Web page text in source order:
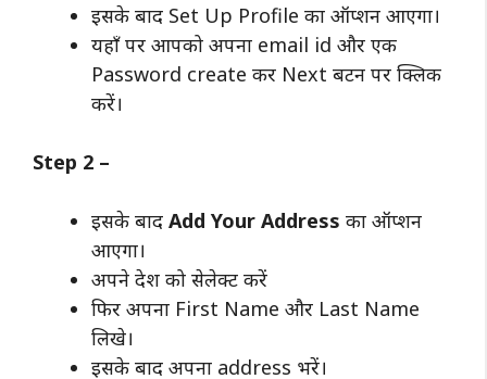
इसके बाद Set Up Profile का ऑप्शन आएगा।
यहाँ पर आपको अपना email id और एक
Password create कर Next बटन पर क्लिक
करें।
Step 2 –
इसके बाद Add Your Address का ऑप्शन
आएगा।
अपने देश को सेलेक्ट करें
फिर अपना First Name और Last Name
लिखे।
इसके बाद अपना address भरें।